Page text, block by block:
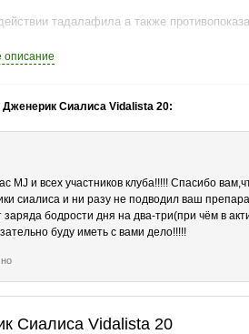
тадалафила а также
эффект сиалиса, самого любимого
2014гг!
описание
Сиалиса Vidalista 20:
MJ и всех участников клуба!!!!! Спасибо
сиалиса и ни разу не подводил ваш
заряда бодрости дня на два-три(при чём в
буду иметь с вами дело!!!!!
Сиалиса Vidalista 20